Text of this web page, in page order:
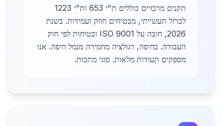
תקנים מרכזיים כוללים ת"י 653 ות"י 1223
לברזל תעשייתי, מבטיחים חוזק ועמידות. בשנת
2026, חובה על ISO 9001 ובטיחות לפי חוק
העבודה. בחיפה, רגולציה מחמירה מנמל חיפה. אנו
מספקים תעודות מלאות. סוגי מתכות.